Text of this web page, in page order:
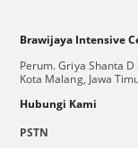
Brawijaya Intensive
Perum. Griya Shanta
Kota Malang, Jawa
Hubungi Kami
PSTN